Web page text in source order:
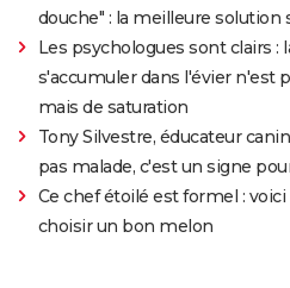
douche" : la meilleure
Les psychologues sont clairs :
s'accumuler dans l'évier n'est
mais de saturation
Tony Silvestre, éducateur
pas malade, c'est un signe
Ce chef étoilé est formel :
choisir un bon melon